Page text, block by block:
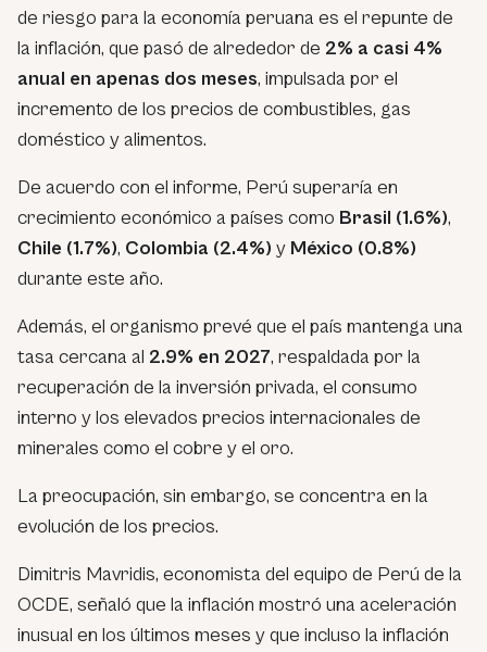
de riesgo para la economía peruana es el repunte de
la inflación, que pasó de alrededor de 2% a casi 4%
anual en apenas dos meses, impulsada por el
incremento de los precios de combustibles, gas
doméstico y alimentos.
De acuerdo con el informe, Perú superaría en
crecimiento económico a países como Brasil (1.6%),
Chile (1.7%), Colombia (2.4%) y México (0.8%)
durante este año.
Además, el organismo prevé que el país mantenga una
tasa cercana al 2.9% en 2027, respaldada por la
recuperación de la inversión privada, el consumo
interno y los elevados precios internacionales de
minerales como el cobre y el oro.
La preocupación, sin embargo, se concentra en la
evolución de los precios.
Dimitris Mavridis, economista del equipo de Perú de la
OCDE, señaló que la inflación mostró una aceleración
inusual en los últimos meses y que incluso la inflación